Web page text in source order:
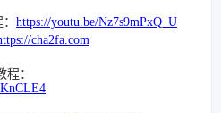
https://youtu.be/Nz7s9mPxQ_U
cha2fa.com
：